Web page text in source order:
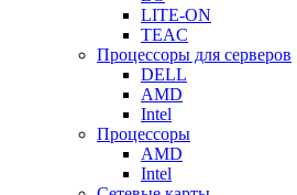
LITE-ON
TEAC
Процессоры для серверов
DELL
AMD
Intel
Процессоры
AMD
Intel